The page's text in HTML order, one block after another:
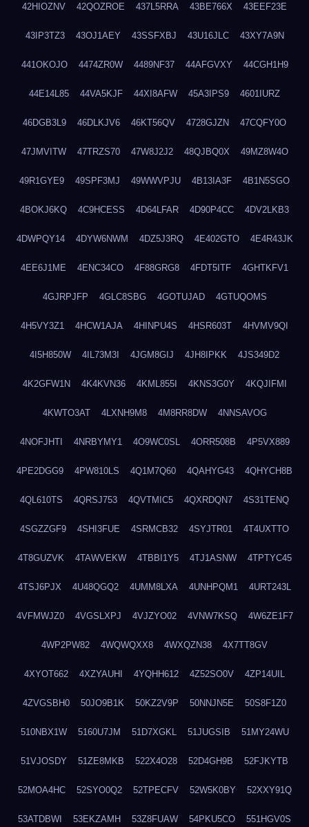
42HIOZNV 42QOZROE 437L5RRA 43BE766X 43EEF23E
43IP3TZ3 43OJ1AEY 43SSFXBJ 43U16JLC 43XY7A9N
441OKOJO 4474ZR0W 4489NF37 44AFGVXY 44CGH1H9
44E14L85 44VA5KJF 44XI8AFW 45A3IPS9 4601IURZ
46DGB3L9 46DLKJV6 46KT56QV 4728GJZN 47CQFY0O
47JMVITW 47TRZS70 47W8J2J2 48QJBQ0X 49MZ8W4O
49R1GYE9 49SPF3MJ 49WWVPJU 4B13IA3F 4B1N5SGO
4BOKJ6KQ 4C9HCESS 4D64LFAR 4D90P4CC 4DV2LKB3
4DWPQY14 4DYW6NWM 4DZ5J3RQ 4E402GTO 4E4R43JK
4EE6J1ME 4ENC34CO 4F88GRG8 4FDT5ITF 4GHTKFV1
4GJRPJFP 4GLC8SBG 4GOTUJAD 4GTUQOMS
4H5VY3Z1 4HCW1AJA 4HINPU4S 4HSR603T 4HVMV9QI
4I5H850W 4IL73M3I 4JGM8GIJ 4JH8IPKK 4JS349D2
4K2GFW1N 4K4KVN36 4KML855I 4KNS3G0Y 4KQJIFMI
4KWTO3AT 4LXNH9M8 4M8RR8DW 4NNSAVOG
4NOFJHTI 4NRBYMY1 4O9WC0SL 4ORR508B 4P5VX889
4PE2DGG9 4PW810LS 4Q1M7Q60 4QAHYG43 4QHYCH8B
4QL610TS 4QRSJ753 4QVTMIC5 4QXRDQN7 4S31TENQ
4SGZZGF9 4SHI3FUE 4SRMCB32 4SYJTR01 4T4UXTTO
4T8GUZVK 4TAWVEKW 4TBBI1Y5 4TJ1ASNW 4TPTYC45
4TSJ6PJX 4U48QGQ2 4UMM8LXA 4UNHPQM1 4URT243L
4VFMWJZ0 4VGSLXPJ 4VJZYO02 4VNW7KSQ 4W6ZE1F7
4WP2PW82 4WQWQXX8 4WXQZN38 4X7TT8GV
4XYOT662 4XZYAUHI 4YQHH612 4Z52SO0V 4ZP14UIL
4ZVGSBH0 50JO9B1K 50KZ2V9P 50NNJN5E 50S8F1Z0
510NBX1W 5160U7JM 51D7XGKL 51JUGSIB 51MY24WU
51VJOSDY 51ZE8MKB 522X4O28 52D4GH9B 52FJKYTB
52MOA4HC 52SYO0Q2 52TPECFV 52W5K0BY 52XXY91Q
53ATDBWI 53EKZAMH 53Z8FUAW 54PKU5CO 551HGV0S